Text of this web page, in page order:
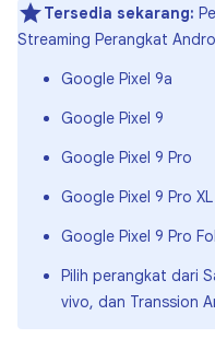
Tersedia sekarang:
Streaming Perangkat
Google Pixel 9a
Google Pixel 9
Google Pixel 9 Pro
Google Pixel 9 Pro XL
Google Pixel 9 Pro
Pilih perangkat dari
vivo, dan Transsion